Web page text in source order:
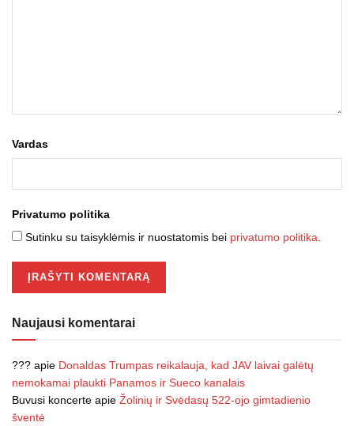
Vardas
Privatumo politika
Sutinku su taisyklėmis ir nuostatomis bei privatumo politika.
Naujausi komentarai
??? apie Donaldas Trumpas reikalauja, kad JAV laivai galėtų
nemokamai plaukti Panamos ir Sueco kanalais
Buvusi koncerte apie Žolinių ir Svėdasų 522-ojo gimtadienio
šventė